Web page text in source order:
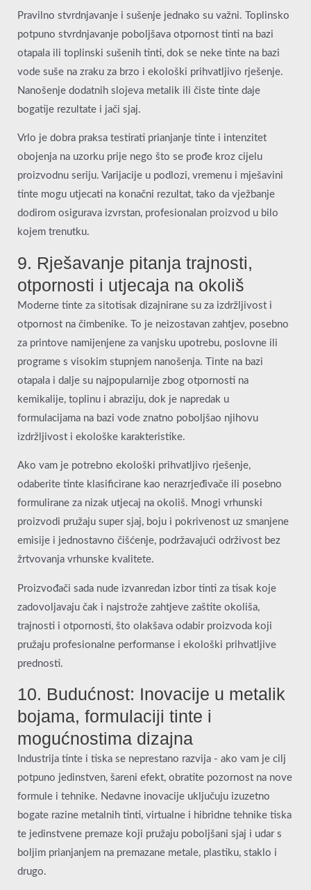
Pravilno stvrdnjavanje i sušenje jednako su važni. Toplinsko
potpuno stvrdnjavanje poboljšava otpornost tinti na bazi
otapala ili toplinski sušenih tinti, dok se neke tinte na bazi
vode suše na zraku za brzo i ekološki prihvatljivo rješenje.
Nanošenje dodatnih slojeva metalik ili čiste tinte daje
bogatije rezultate i jači sjaj.
Vrlo je dobra praksa testirati prianjanje tinte i intenzitet
obojenja na uzorku prije nego što se prođe kroz cijelu
proizvodnu seriju. Varijacije u podlozi, vremenu i mješavini
tinte mogu utjecati na konačni rezultat, tako da vježbanje
dodirom osigurava izvrstan, profesionalan proizvod u bilo
kojem trenutku.
9. Rješavanje pitanja trajnosti,
otpornosti i utjecaja na okoliš
Moderne tinte za sitotisak dizajnirane su za izdržljivost i
otpornost na čimbenike. To je neizostavan zahtjev, posebno
za printove namijenjene za vanjsku upotrebu, poslovne ili
programe s visokim stupnjem nanošenja. Tinte na bazi
otapala i dalje su najpopularnije zbog otpornosti na
kemikalije, toplinu i abraziju, dok je napredak u
formulacijama na bazi vode znatno poboljšao njihovu
izdržljivost i ekološke karakteristike.
Ako vam je potrebno ekološki prihvatljivo rješenje,
odaberite tinte klasificirane kao nerazrjeđivače ili posebno
formulirane za nizak utjecaj na okoliš. Mnogi vrhunski
proizvodi pružaju super sjaj, boju i pokrivenost uz smanjene
emisije i jednostavno čišćenje, podržavajući održivost bez
žrtvovanja vrhunske kvalitete.
Proizvođači sada nude izvanredan izbor tinti za tisak koje
zadovoljavaju čak i najstrože zahtjeve zaštite okoliša,
trajnosti i otpornosti, što olakšava odabir proizvoda koji
pružaju profesionalne performanse i ekološki prihvatljive
prednosti.
10. Budućnost: Inovacije u metalik
bojama, formulaciji tinte i
mogućnostima dizajna
Industrija tinte i tiska se neprestano razvija - ako vam je cilj
potpuno jedinstven, šareni efekt, obratite pozornost na nove
formule i tehnike. Nedavne inovacije uključuju izuzetno
bogate razine metalnih tinti, virtualne i hibridne tehnike tiska
te jedinstvene premaze koji pružaju poboljšani sjaj i udar s
boljim prianjanjem na premazane metale, plastiku, staklo i
drugo.